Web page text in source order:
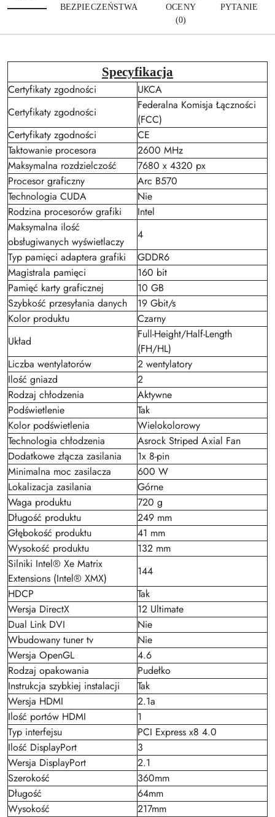
BEZPIECZEŃSTWA
OCENY
(0)
PYTANIE
Specyfikacja
Certyfikaty zgodności
UKCA
Certyfikaty zgodności
Federalna Komisja Łączności
(FCC)
Certyfikaty zgodności
CE
Taktowanie procesora
2600 MHz
Maksymalna rozdzielczość
7680 x 4320 px
Procesor graficzny
Arc B570
Technologia CUDA
Nie
Rodzina procesorów grafiki
Intel
Maksymalna ilość
obsługiwanych wyświetlaczy
4
Typ pamięci adaptera grafiki
GDDR6
Magistrala pamięci
160 bit
Pamięć karty graficznej
10 GB
Szybkość przesyłania danych
19 Gbit/s
Kolor produktu
Czarny
Układ
Full-Height/Half-Length
(FH/HL)
Liczba wentylatorów
2 wentylatory
Ilość gniazd
2
Rodzaj chłodzenia
Aktywne
Podświetlenie
Tak
Kolor podświetlenia
Wielokolorowy
Technologia chłodzenia
Asrock Striped Axial Fan
Dodatkowe złącza zasilania
1x 8-pin
Minimalna moc zasilacza
600 W
Lokalizacja zasilania
Górne
Waga produktu
720 g
Długość produktu
249 mm
Głębokość produktu
41 mm
Wysokość produktu
132 mm
Silniki Intel® Xe Matrix
Extensions (Intel® XMX)
144
HDCP
Tak
Wersja DirectX
12 Ultimate
Dual Link DVI
Nie
Wbudowany tuner tv
Nie
Wersja OpenGL
4.6
Rodzaj opakowania
Pudełko
Instrukcja szybkiej instalacji
Tak
Wersja HDMI
2.1a
Ilość portów HDMI
1
Typ interfejsu
PCI Express x8 4.0
Ilość DisplayPort
3
Wersja DisplayPort
2.1
Szerokość
360mm
Długość
64mm
Wysokość
217mm